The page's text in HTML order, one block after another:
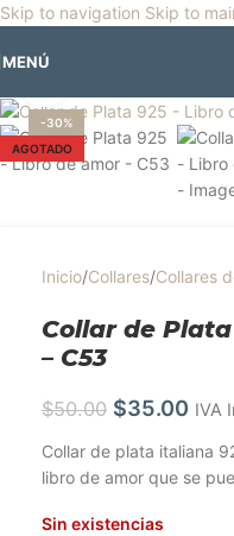
Skip to navigation Skip to
🎡Horario especial por
MENÚ
-30%
AGOTADO
Inicio/Collares/Collares
Collar de
– C53
$50.00 $35.00 IVA
Collar de plata italiana
libro de amor que se
Sin existencias